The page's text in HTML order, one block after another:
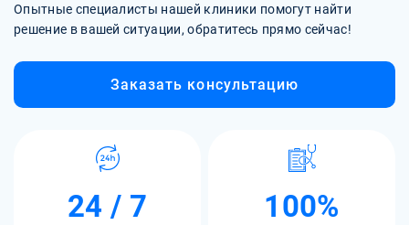
Опытные специалисты нашей клиники помогут найти
решение в вашей ситуации, обратитесь прямо сейчас!
Заказать консультацию
24 / 7 100%